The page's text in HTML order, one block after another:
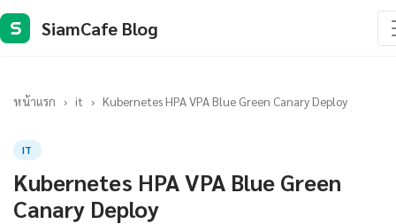
S SiamCafe Blog
หน้าแรก › it › Kubernetes HPA VPA Blue Green Canary Deploy
IT
Kubernetes HPA VPA Blue Green
Canary Deploy